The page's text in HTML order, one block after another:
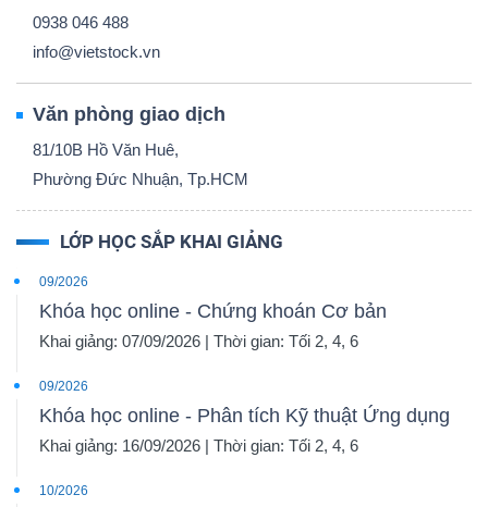
0938 046 488
info@vietstock.vn
Văn phòng giao dịch
81/10B Hồ Văn Huê,
Phường Đức Nhuận, Tp.HCM
LỚP HỌC SẮP KHAI GIẢNG
09/2026
Khóa học online - Chứng khoán Cơ bản
Khai giảng: 07/09/2026 | Thời gian: Tối 2, 4, 6
09/2026
Khóa học online - Phân tích Kỹ thuật Ứng dụng
Khai giảng: 16/09/2026 | Thời gian: Tối 2, 4, 6
10/2026
Dữ
liệu
tài
chính